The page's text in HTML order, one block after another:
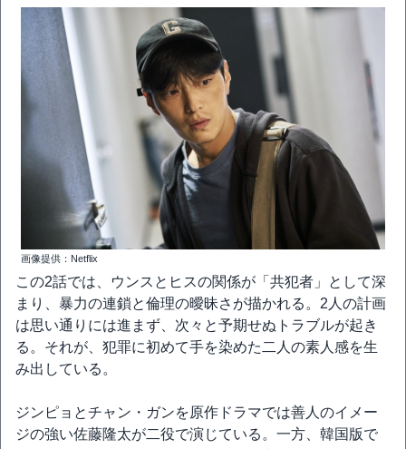
画像提供：Netflix
この2話では、ウンスとヒスの関係が「共犯者」として深
まり、暴力の連鎖と倫理の曖昧さが描かれる。2人の計画
は思い通りには進まず、次々と予期せぬトラブルが起き
る。それが、犯罪に初めて手を染めた二人の素人感を生
み出している。
ジンピョとチャン・ガンを原作ドラマでは善人のイメー
ジの強い佐藤隆太が二役で演じている。一方、韓国版で